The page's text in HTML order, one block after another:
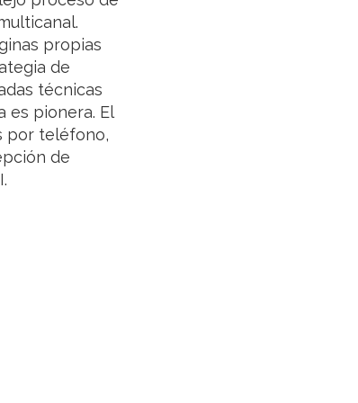
propias
de
técnicas
es pionera. El
por teléfono,
de